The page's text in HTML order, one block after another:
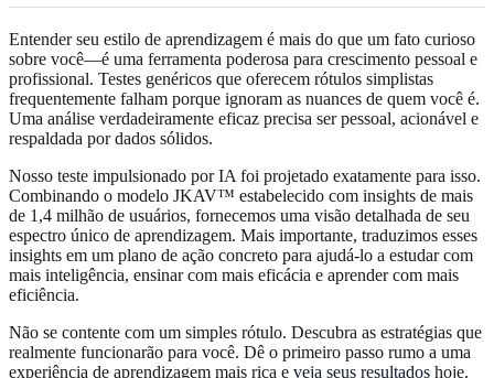
Entender seu estilo de aprendizagem é mais do que um fato curioso
sobre você—é uma ferramenta poderosa para crescimento pessoal e
profissional. Testes genéricos que oferecem rótulos simplistas
frequentemente falham porque ignoram as nuances de quem você é.
Uma análise verdadeiramente eficaz precisa ser pessoal, acionável e
respaldada por dados sólidos.
Nosso teste impulsionado por IA foi projetado exatamente para isso.
Combinando o modelo JKAV™ estabelecido com insights de mais
de 1,4 milhão de usuários, fornecemos uma visão detalhada de seu
espectro único de aprendizagem. Mais importante, traduzimos esses
insights em um plano de ação concreto para ajudá-lo a estudar com
mais inteligência, ensinar com mais eficácia e aprender com mais
eficiência.
Não se contente com um simples rótulo. Descubra as estratégias que
realmente funcionarão para você. Dê o primeiro passo rumo a uma
experiência de aprendizagem mais rica e veja seus resultados hoje.